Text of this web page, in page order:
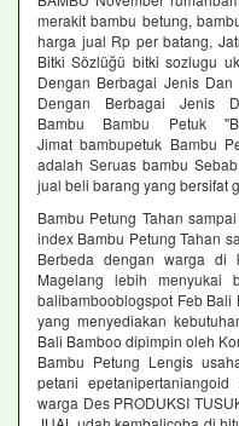
merakit bambu betung,
harga jual Rp per batang,
Bitki Sözlüğü bitki sozlugu
Dengan Berbagai Jenis
Dengan Berbagai Jenis
Bambu Bambu Petuk
Jimat bambupetuk Bambu
adalah Seruas bambu
jual beli barang yang bersifat
Bambu Petung Tahan
index Bambu Petung Tahan
Berbeda dengan warga di
Magelang lebih menyukai
balibambooblogspot Feb
yang menyediakan
Bali Bamboo dipimpin oleh
Bambu Petung Lengis
petani
warga Des PRODUKSI